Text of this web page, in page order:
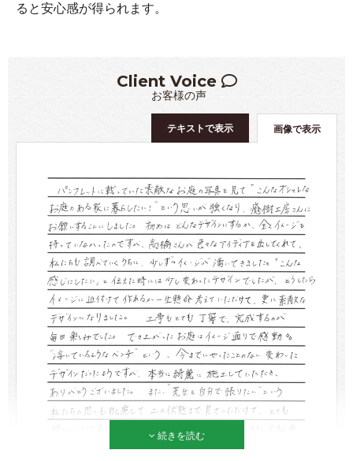
ると安心感が得られます。
Client Voice
お客様の声
画像で表示
テキストで表示
続きを読む